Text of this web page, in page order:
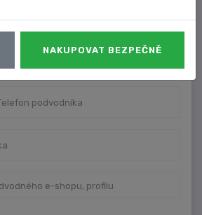
NAKUPOVAT BEZPEČNĚ